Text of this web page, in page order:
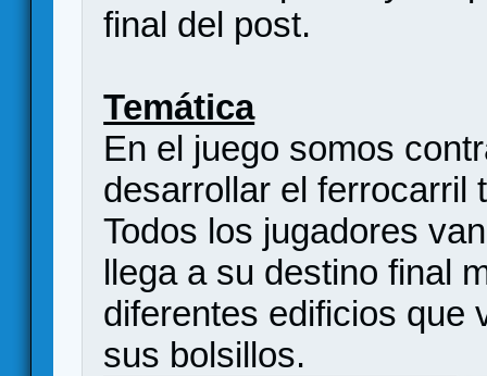
final del post.
Temática
En el juego somos
desarrollar el ferrocarril
Todos los jugadores
llega a su destino final
diferentes edificios que
sus bolsillos.